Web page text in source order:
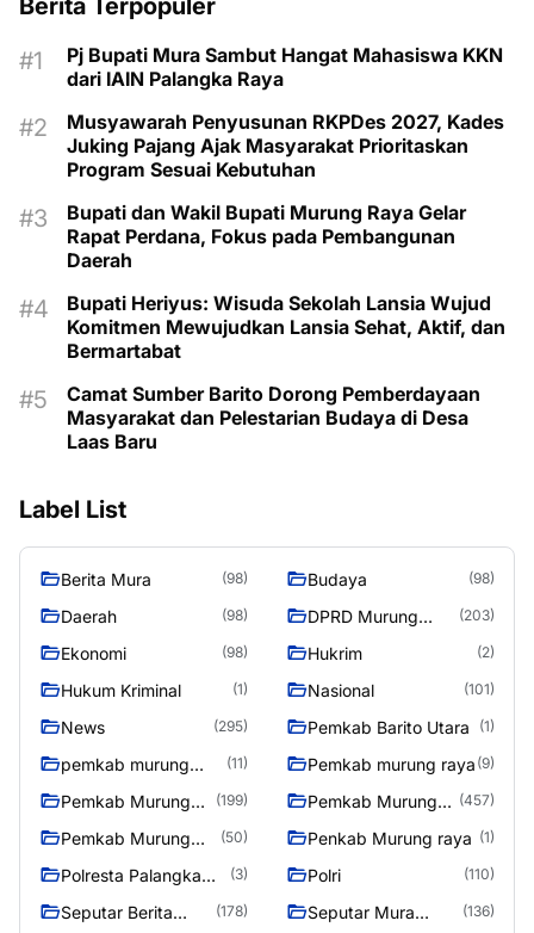
Pj Bupati Mura Sambut Hangat Mahasiswa KKN
dari IAIN Palangka Raya
Musyawarah Penyusunan RKPDes 2027, Kades
Juking Pajang Ajak Masyarakat Prioritaskan
Program Sesuai Kebutuhan
Bupati dan Wakil Bupati Murung Raya Gelar
Rapat Perdana, Fokus pada Pembangunan
Daerah
Bupati Heriyus: Wisuda Sekolah Lansia Wujud
Komitmen Mewujudkan Lansia Sehat, Aktif, dan
Bermartabat
Camat Sumber Barito Dorong Pemberdayaan
Masyarakat dan Pelestarian Budaya di Desa
Laas Baru
Label List
Berita Mura (98) Budaya (98)
Daerah (98)
DPRD Murung
(203)
Ekonomi (98) Hukrim (2)
Hukum Kriminal (1) Nasional (101)
News (295) Pemkab Barito Utara (1)
pemkab murung
(11) Pemkab murung raya (9)
Pemkab Murung
(199)
Pemkab Murung
(457)
Pemkab Murung
(50) Penkab Murung raya (1)
Polresta Palangka
(3) Polri (110)
Seputar Berita
(178)
Seputar Mura
(136)